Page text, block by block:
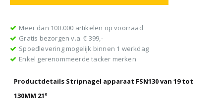
Meer dan 100.000 artikelen op voorraad
Gratis bezorgen v.a. € 399,-
Spoedlevering mogelijk binnen 1 werkdag
Enkel gerenommeerde tacker merken
Productdetails Stripnagel apparaat FSN130 van 19 tot
130MM 21º